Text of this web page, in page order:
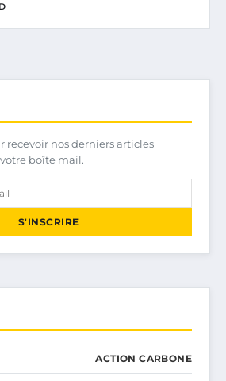
recevoir nos derniers articles
boîte mail.
S'INSCRIRE
ACTION CARBONE